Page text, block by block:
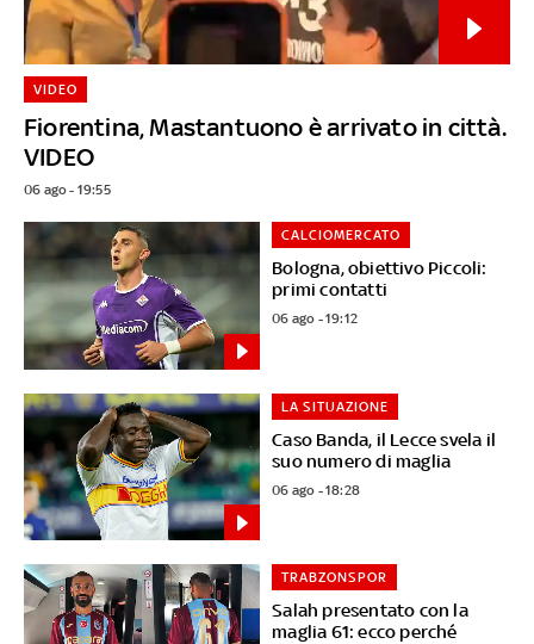
Fiorentina, Mastantuono è arrivato in città.
VIDEO
VIDEO
06 ago - 19:55
Bologna, obiettivo Piccoli:
primi contatti
CALCIOMERCATO
06 ago - 19:12
Caso Banda, il Lecce svela il
suo numero di maglia
LA SITUAZIONE
06 ago - 18:28
Salah presentato con la
maglia 61: ecco perché
TRABZONSPOR